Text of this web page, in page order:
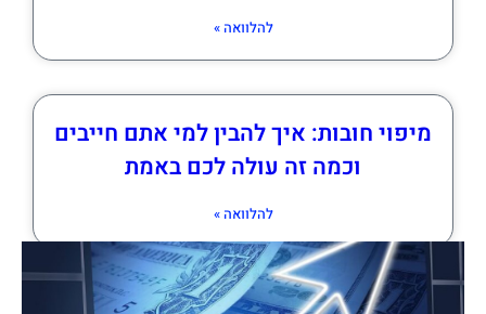
להלוואה »
מיפוי חובות: איך להבין למי אתם חייבים
וכמה זה עולה לכם באמת
להלוואה »